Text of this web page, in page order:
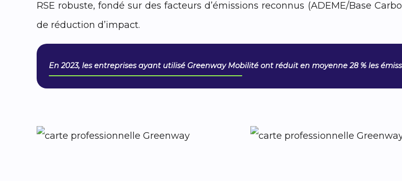
RSE robuste, fondé sur des facteurs d’émissions reconnus (ADEME/Base
de réduction d’impact.
En 2023, les entreprises ayant utilisé Greenway Mobilité ont réduit en moyenne 28 % les